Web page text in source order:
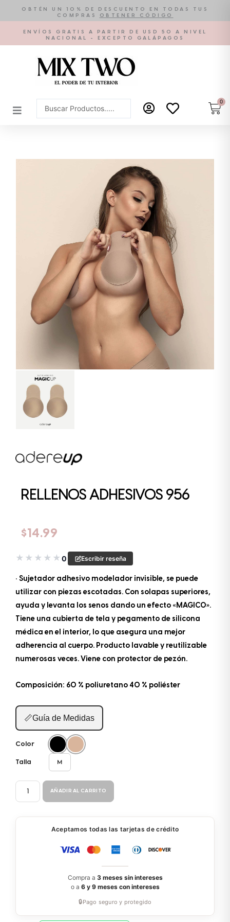
contenido
OBTÉN UN 10% DE DESCUENTO EN TODAS TUS
COMPRAS
OBTENER CÓDIGO
ENVÍOS GRATIS A PARTIR DE USD 50 A NIVEL
NACIONAL - EXCEPTO GALÁPAGOS
Search
...
0
RELLENOS ADHESIVOS 956
$14.99
★ ★ ★ ★ ★0 Escribir reseña
• Sujetador adhesivo modelador invisible, se puede
utilizar con piezas escotadas. Con solapas superiores,
ayuda y levanta los senos dando un efecto «MAGICO».
Tiene una cubierta de tela y pegamento de silicona
médica en el interior, lo que asegura una mejor
adherencia al cuerpo. Producto lavable y reutilizable
numerosas veces. Viene con protector de pezón.
Composición: 60 % poliuretano 40 % poliéster
📏Guía de Medidas
Color
Talla M
RELLENOS
ADHESIVOS
cantidad
AÑADIR AL CARRITO
Aceptamos todas las tarjetas de crédito
Compra a 3 meses sin intereses
o a 6 y 9 meses con intereses
🔒Pago seguro y protegido